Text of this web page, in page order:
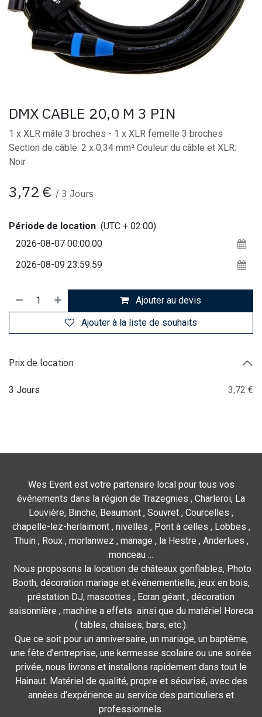
DMX CABLE 20,0 M 3 PIN
1 x XLR mâle 3 broches - 1 x XLR femelle 3 broches
Section de câble: 2 x 0,34 mm² Couleur du câble et XLR:
Noir
3,72 € / 3 Jours
Période de location (UTC + 02:00)
Ajouter au devis
Ajouter à la liste de souhaits
Prix de location
3 Jours 3,72 €
Wes Event est votre partenaire local pour tous vos
événements dans la région de Trazegnies , Charleroi, La
Louvière, Binche, Beaumont , Souvret , Courcelles ,
chapelle-lez-herlaimont , nivelles , Pont à celles , Lobbes ,
Thuin , Roux , morlanwez , manage , la Hestre , Anderlues ,
monceau ...
Nous proposons la location de châteaux gonflables, Photo
Booth, décoration mariage et événementielle, jeux en bois,
préstation DJ, mascottes , Ecran géant , décoration
saisonnière , machine a effets ainsi que du matériel Horeca
( tables, chaises, bars, etc.).
Que ce soit pour un anniversaire, un mariage, un baptême,
une fête d’entreprise, une kermesse scolaire ou une soirée
privée, nous livrons et installons rapidement dans tout le
Hainaut. Matériel de qualité, propre et sécurisé, avec des
années d’expérience au service des particuliers et
professionnels.